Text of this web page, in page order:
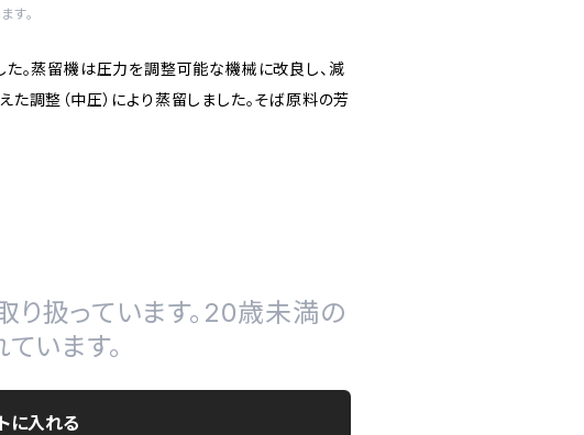
す。
。蒸留機は圧力を調整可能な機械に改良し、減
調整（中圧）により蒸留しました。そば原料の芳
り扱っています。20歳未満の
います。
に入れる